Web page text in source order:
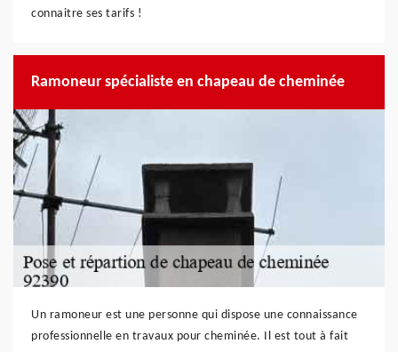
connaitre ses tarifs !
Ramoneur spécialiste en chapeau de cheminée
Un ramoneur est une personne qui dispose une connaissance
professionnelle en travaux pour cheminée. Il est tout à fait